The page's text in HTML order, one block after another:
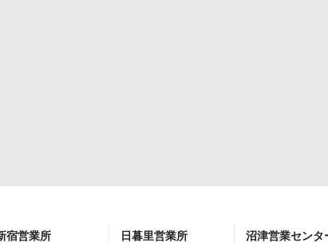
宿営業所 日暮里営業所 沼津営業センタ